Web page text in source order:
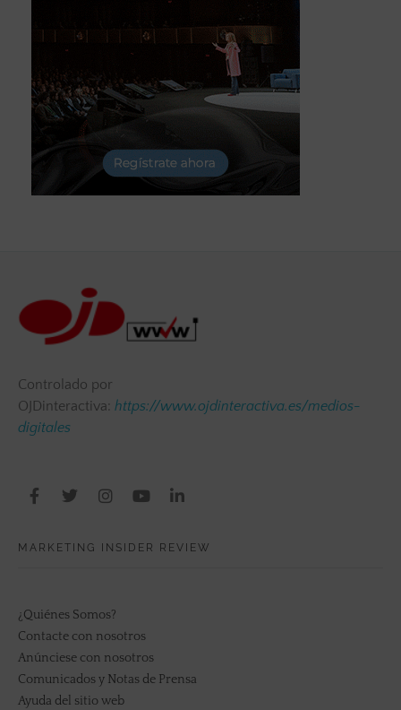
Controlado por
OJDinteractiva: https://www.ojdinteractiva.es/medios-
digitales
MARKETING INSIDER REVIEW
¿Quiénes Somos?
Contacte con nosotros
Anúnciese con nosotros
Comunicados y Notas de Prensa
Ayuda del sitio web